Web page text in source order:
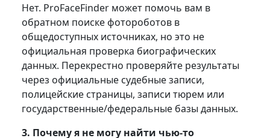
Нет. ProFaceFinder может помочь вам в
обратном поиске фотороботов в
общедоступных источниках, но это не
официальная проверка биографических
данных. Перекрестно проверяйте результаты
через официальные судебные записи,
полицейские страницы, записи тюрем или
государственные/федеральные базы данных.
3. Почему я не могу найти чью-то